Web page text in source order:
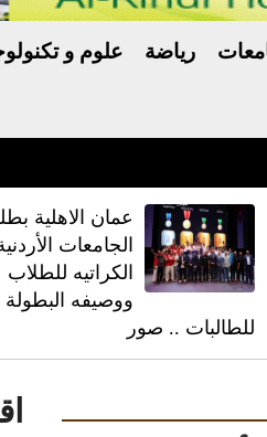
رياضة علوم و
عمان الاهلية
الجامعات
الكراتيه للطلاب
ووصيفه البطولة
للطالبات .. صور